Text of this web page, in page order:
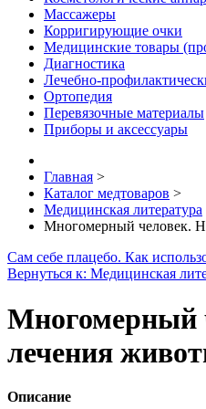
Массажеры
Корригирующие очки
Медицинские товары
Диагностика
Лечебно-
Ортопедия
Перевязочные материалы
Приборы и аксессуары
Главная >
Каталог медтоваров >
Медицинская литература
Многомерный человек.
Сам себе плацебо. Как
Вернуться к: Медицинская
Многомерный
лечения
Описание